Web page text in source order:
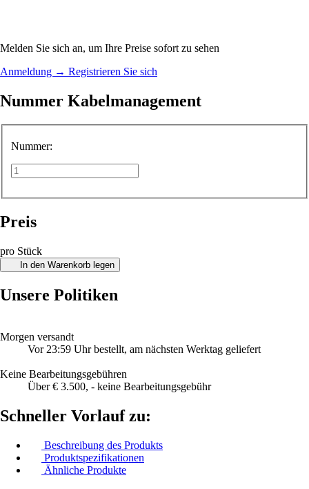
Melden Sie sich an, um Ihre Preise sofort zu sehen
Anmeldung → Registrieren Sie sich
Nummer Kabelmanagement
Nummer:
Preis
pro Stück
In den Warenkorb legen
Unsere Politiken
Morgen versandt
Vor 23:59 Uhr bestellt, am nächsten Werktag geliefert
Keine Bearbeitungsgebühren
Über € 3.500, - keine Bearbeitungsgebühr
Schneller Vorlauf zu:
Beschreibung des Produkts
Produktspezifikationen
Ähnliche Produkte